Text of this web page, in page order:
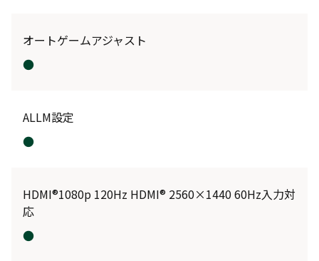
オートゲームアジャスト
●
ALLM設定
●
HDMI®1080p 120Hz HDMI® 2560×1440 60Hz入力対
応
●